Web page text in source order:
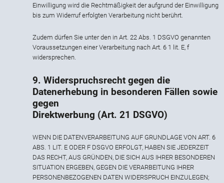
Einwilligung wird die Rechtmäßigkeit der aufgrund der Einwilligung
bis zum Widerruf erfolgten Verarbeitung nicht berührt.
Zudem dürfen Sie unter den in Art. 22 Abs. 1 DSGVO genannten
Voraussetzungen einer Verarbeitung nach Art. 6 1 lit. E, f
widersprechen.
9. Widerspruchsrecht gegen die
Datenerhebung in besonderen Fällen sowie
gegen
Direktwerbung (Art. 21 DSGVO)
WENN DIE DATENVERARBEITUNG AUF GRUNDLAGE VON ART. 6
ABS. 1 LIT. E ODER F DSGVO ERFOLGT, HABEN SIE JEDERZEIT
DAS RECHT, AUS GRÜNDEN, DIE SICH AUS IHRER BESONDEREN
SITUATION ERGEBEN, GEGEN DIE VERARBEITUNG IHRER
PERSONENBEZOGENEN DATEN WIDERSPRUCH EINZULEGEN;